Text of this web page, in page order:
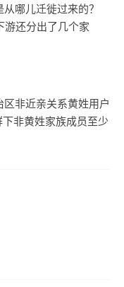
哪儿迁徙过来的？
游还分出了几个家
非近亲关系黄姓用户
非黄姓家族成员至少